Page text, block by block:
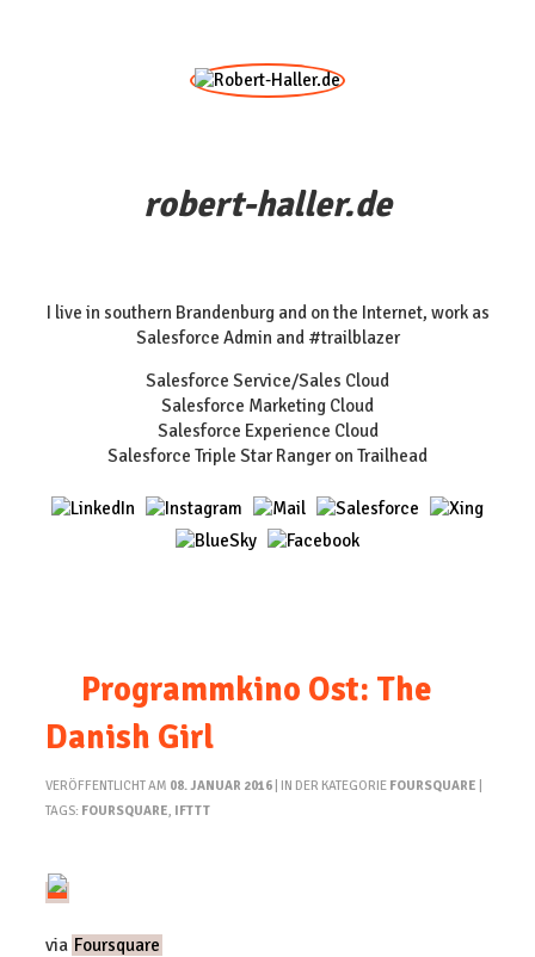
robert-haller.de
I live in southern Brandenburg and on the Internet, work as
Salesforce Admin and #trailblazer
Salesforce Service/Sales Cloud
Salesforce Marketing Cloud
Salesforce Experience Cloud
Salesforce Triple Star Ranger on Trailhead
Programmkino Ost: The
Danish Girl
VERÖFFENTLICHT AM 08. JANUAR 2016 | IN DER KATEGORIE FOURSQUARE
TAGS: FOURSQUARE, IFTTT
via Foursquare